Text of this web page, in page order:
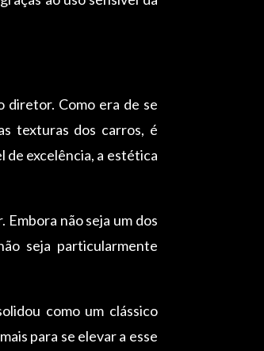
diretor. Como era de se
texturas dos carros, é
de excelência, a estética
não seja um dos
seja particularmente
como um clássico
para se elevar a esse